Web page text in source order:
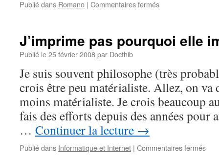
Publié dans Romano | Commentaires ferméssur
3ème
J’imprime pas pourquoi elle
Publié le25 février 2008par Docthib
Je suis souvent philosophe (très
crois être peu matérialiste. Allez, on va
moins matérialiste. Je crois beaucoup
fais des efforts depuis des années pour
… Continuer la lecture →
Publié dans Informatique et Internet | Commentaires ferméssur